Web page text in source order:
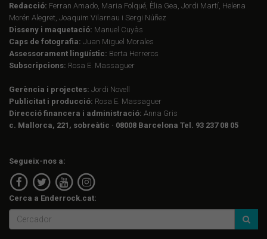
Redacció: Ferran Amado, Maria Folqué, Èlia Gea, Jordi Martí, Helena
Morén Alegret, Joaquim Vilarnau i Sergi Núñez
Disseny i maquetació: Manuel Cuyàs
Caps de fotografia: Juan Miguel Morales
Assessorament lingüístic: Berta Herreros
Subscripcions: Rosa E. Massaguer
Gerència i projectes: Jordi Novell
Publicitat i producció: Rosa E. Massaguer
Direcció financera i administració: Anna Gris
c. Mallorca, 221, sobreàtic · 08008 Barcelona Tel. 93 237 08 05
Segueix-nos a:
Cerca a Enderrock.cat: